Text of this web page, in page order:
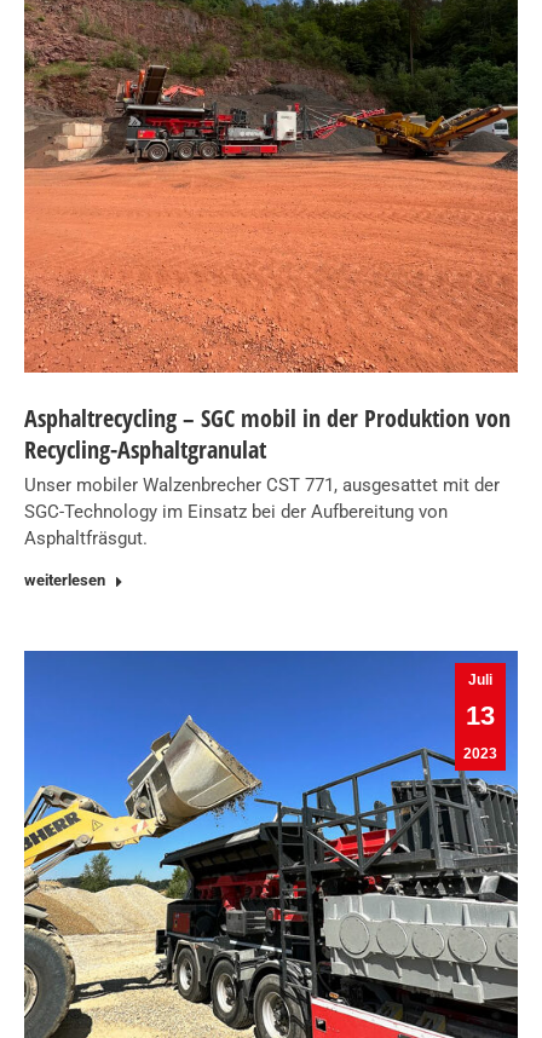
Asphaltrecycling – SGC mobil in der Produktion von
Recycling-Asphaltgranulat
Unser mobiler Walzenbrecher CST 771, ausgesattet mit der
SGC-Technology im Einsatz bei der Aufbereitung von
Asphaltfräsgut.
weiterlesen
Juli
13
2023